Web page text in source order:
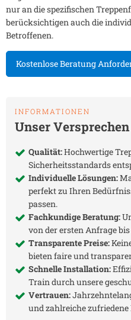
nur an die spezifischen
berücksichtigen auch die
Betroffenen.
Kostenlose Beratung
INFORMATIONEN
Unser Versprechen
Qualität:Hochwertige
Sicherheitsstandards
Individuelle Lösungen:
perfekt zu Ihren
passen.
Fachkundige Beratung:
von der ersten Anfrage
Transparente Preise:
bieten faire und
Schnelle Installation:
Traindurch unsere
Vertrauen:
und zahlreiche